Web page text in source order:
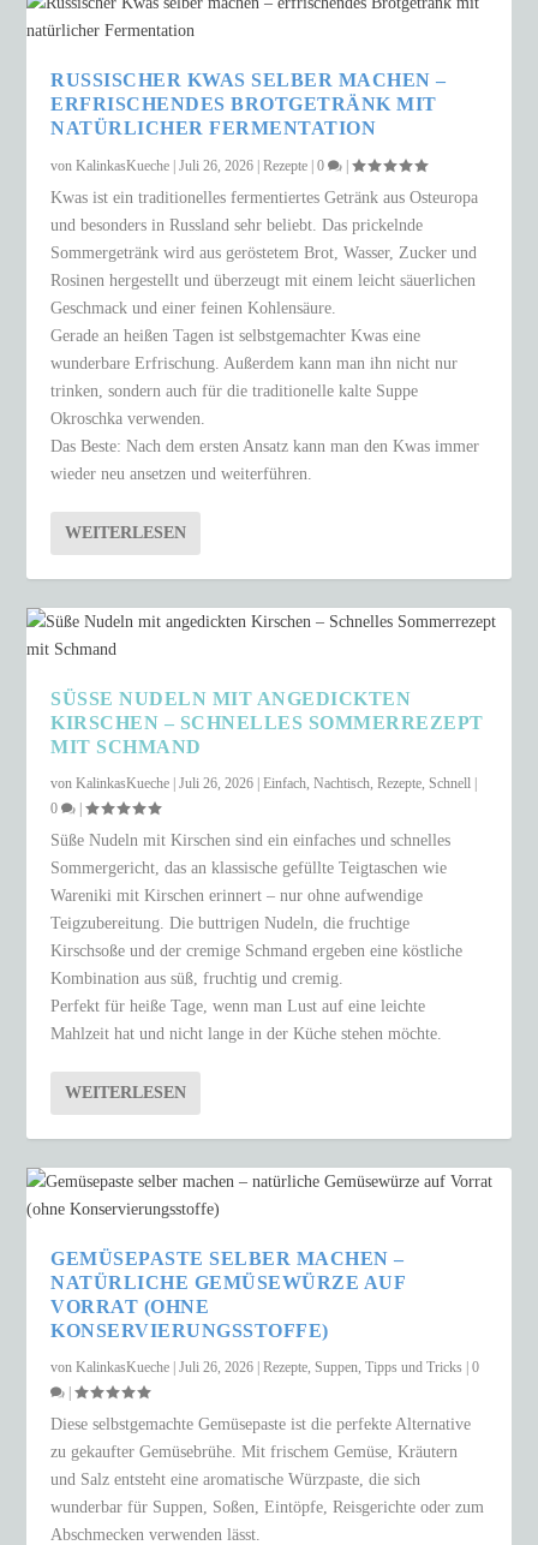
RUSSISCHER KWAS SELBER MACHEN –
ERFRISCHENDES BROTGETRÄNK MIT
NATÜRLICHER FERMENTATION
vonKalinkasKueche |Juli 26, 2026 |Rezepte |0 |
Kwas ist ein traditionelles fermentiertes Getränk aus Osteuropa
und besonders in Russland sehr beliebt. Das prickelnde
Sommergetränk wird aus geröstetem Brot, Wasser, Zucker und
Rosinen hergestellt und überzeugt mit einem leicht säuerlichen
Geschmack und einer feinen Kohlensäure.
Gerade an heißen Tagen ist selbstgemachter Kwas eine
wunderbare Erfrischung. Außerdem kann man ihn nicht nur
trinken, sondern auch für die traditionelle kalte Suppe
Okroschka verwenden.
Das Beste: Nach dem ersten Ansatz kann man den Kwas immer
wieder neu ansetzen und weiterführen.
WEITERLESEN
SÜSSE NUDELN MIT ANGEDICKTEN K
IRSCHEN – SCHNELLES SOMMERREZEPT M
IT SCHMAND
vonKalinkasKueche |Juli 26, 2026 |Einfach ,Nachtisch ,Rezepte ,Schnell |
0
|
Süße Nudeln mit Kirschen sind ein einfaches und schnelles
Sommergericht, das an klassische gefüllte Teigtaschen wie
Wareniki mit Kirschen erinnert – nur ohne aufwendige
Teigzubereitung. Die buttrigen Nudeln, die fruchtige
Kirschsoße und der cremige Schmand ergeben eine köstliche
Kombination aus süß, fruchtig und cremig.
Perfekt für heiße Tage, wenn man Lust auf eine leichte
Mahlzeit hat und nicht lange in der Küche stehen möchte.
WEITERLESEN
GEMÜSEPASTE SELBER MACHEN –
NATÜRLICHE GEMÜSEWÜRZE AUF
VORRAT (OHNE
KONSERVIERUNGSSTOFFE)
vonKalinkasKueche |Juli 26, 2026 |Rezepte ,Suppen ,Tipps und Tricks |0
|
Diese selbstgemachte Gemüsepaste ist die perfekte Alternative
zu gekaufter Gemüsebrühe. Mit frischem Gemüse, Kräutern
und Salz entsteht eine aromatische Würzpaste, die sich
wunderbar für Suppen, Soßen, Eintöpfe, Reisgerichte oder zum
Abschmecken verwenden lässt.